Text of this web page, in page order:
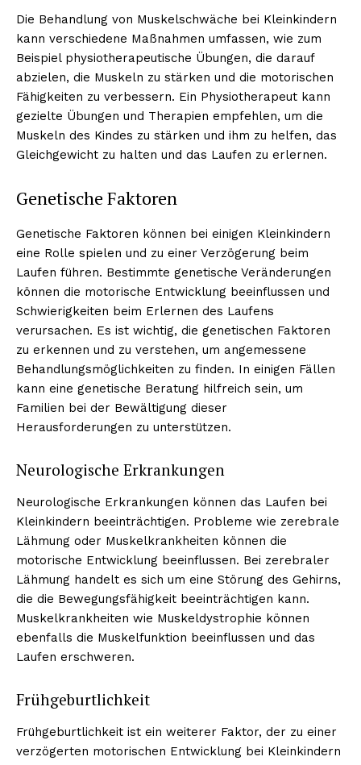
Die Behandlung von Muskelschwäche bei Kleinkindern
kann verschiedene Maßnahmen umfassen, wie zum
Beispiel physiotherapeutische Übungen, die darauf
abzielen, die Muskeln zu stärken und die motorischen
Fähigkeiten zu verbessern. Ein Physiotherapeut kann
gezielte Übungen und Therapien empfehlen, um die
Muskeln des Kindes zu stärken und ihm zu helfen, das
Gleichgewicht zu halten und das Laufen zu erlernen.
Genetische Faktoren
Genetische Faktoren können bei einigen Kleinkindern
eine Rolle spielen und zu einer Verzögerung beim
Laufen führen. Bestimmte genetische Veränderungen
können die motorische Entwicklung beeinflussen und
Schwierigkeiten beim Erlernen des Laufens
verursachen. Es ist wichtig, die genetischen Faktoren
zu erkennen und zu verstehen, um angemessene
Behandlungsmöglichkeiten zu finden. In einigen Fällen
kann eine genetische Beratung hilfreich sein, um
Familien bei der Bewältigung dieser
Herausforderungen zu unterstützen.
Neurologische Erkrankungen
Neurologische Erkrankungen können das Laufen bei
Kleinkindern beeinträchtigen. Probleme wie zerebrale
Lähmung oder Muskelkrankheiten können die
motorische Entwicklung beeinflussen. Bei zerebraler
Lähmung handelt es sich um eine Störung des Gehirns,
die die Bewegungsfähigkeit beeinträchtigen kann.
Muskelkrankheiten wie Muskeldystrophie können
ebenfalls die Muskelfunktion beeinflussen und das
Laufen erschweren.
Frühgeburtlichkeit
Frühgeburtlichkeit ist ein weiterer Faktor, der zu einer
verzögerten motorischen Entwicklung bei Kleinkindern